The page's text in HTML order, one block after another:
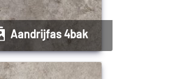
aandrijfas 4bak